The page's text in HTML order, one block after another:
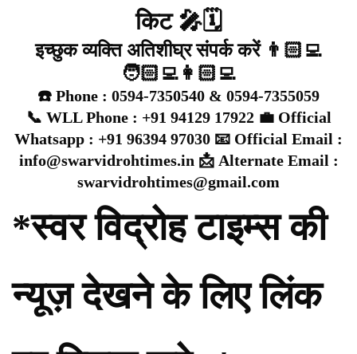
किट 🎤🗓️
इच्छुक व्यक्ति अतिशीघ्र संपर्क करें 👨🏻‍💻
🧑🏻‍💻👩🏻‍💻
☎️ Phone : 0594-7350540 & 0594-7355059
📞 WLL Phone : +91 94129 17922 💼 Official
Whatsapp : +91 96394 97030 📧 Official Email :
info@swarvidrohtimes.in 📩 Alternate Email :
swarvidrohtimes@gmail.com
*स्वर विद्रोह टाइम्स की
न्यूज़ देखने के लिए लिंक